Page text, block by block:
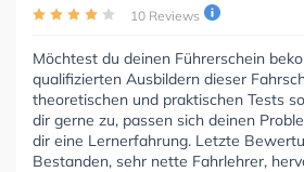
10 Reviews
Möchtest du deinen Führerschein
qualifizierten Ausbildern dieser
theoretischen und praktischen Tests
dir gerne zu, passen sich deinen
dir eine Lernerfahrung. Letzte
Bestanden, sehr nette Fahrlehrer,